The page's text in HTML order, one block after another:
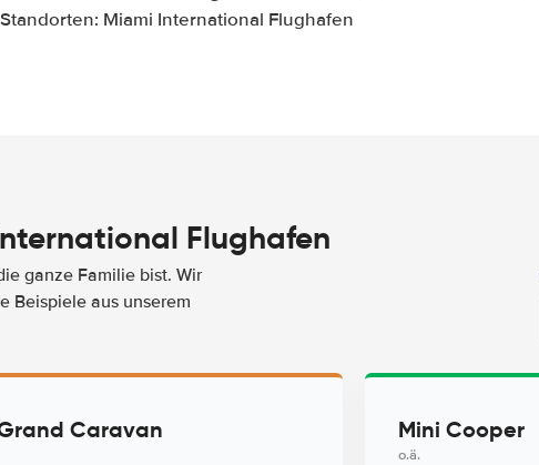
Miami International Flughafen
Flughafen
ganze Familie bist. Wir
Beispiele aus unserem
Caravan Mini Cooper
o.ä.